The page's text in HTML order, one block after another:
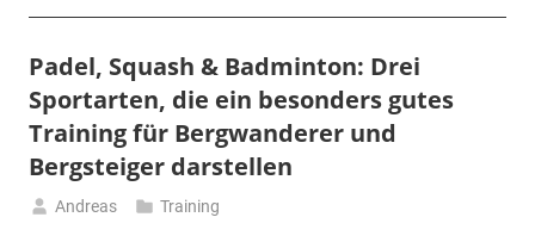
Padel, Squash & Badminton: Drei
Sportarten, die ein besonders gutes
Training für Bergwanderer und
Bergsteiger darstellen
Andreas Training